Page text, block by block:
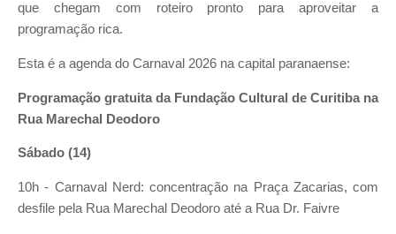
que chegam com roteiro pronto para aproveitar a
programação rica.
Esta é a agenda do Carnaval 2026 na capital paranaense:
Programação gratuita da Fundação Cultural de Curitiba na
Rua Marechal Deodoro
Sábado (14)
10h - Carnaval Nerd: concentração na Praça Zacarias, com
desfile pela Rua Marechal Deodoro até a Rua Dr. Faivre